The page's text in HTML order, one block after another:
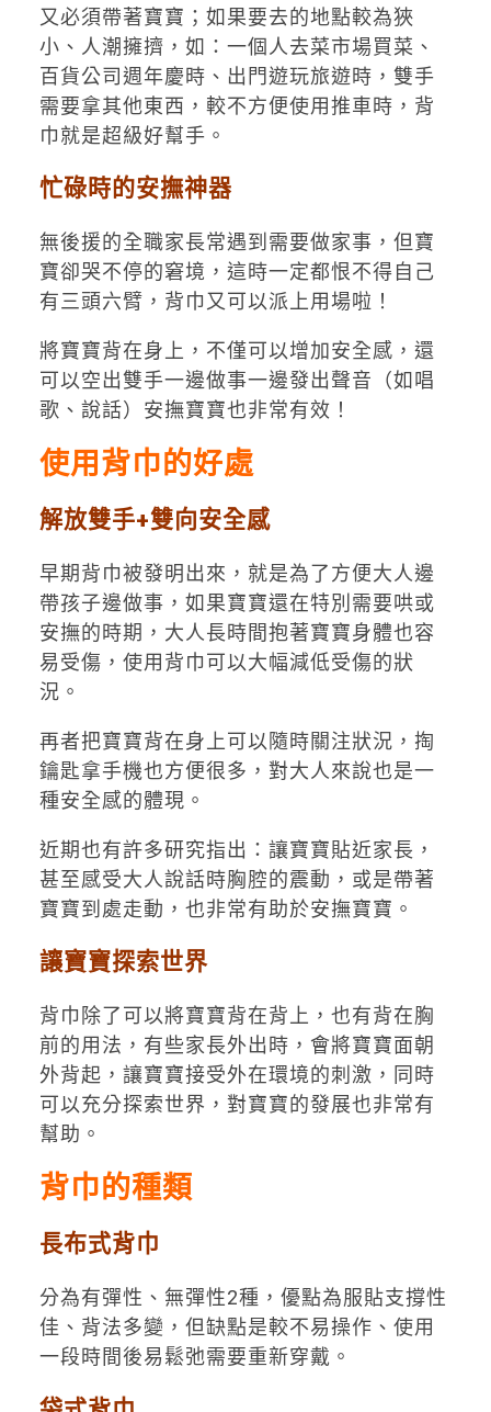
又必須帶著寶寶；如果要去的地點較為狹
小、人潮擁擠，如：一個人去菜市場買菜、
百貨公司週年慶時、出門遊玩旅遊時，雙手
需要拿其他東西，較不方便使用推車時，背
巾就是超級好幫手。
忙碌時的安撫神器
無後援的全職家長常遇到需要做家事，但寶
寶卻哭不停的窘境，這時一定都恨不得自己
有三頭六臂，背巾又可以派上用場啦！
將寶寶背在身上，不僅可以增加安全感，還
可以空出雙手一邊做事一邊發出聲音（如唱
歌、說話）安撫寶寶也非常有效！
使用背巾的好處
解放雙手+雙向安全感
早期背巾被發明出來，就是為了方便大人邊
帶孩子邊做事，如果寶寶還在特別需要哄或
安撫的時期，大人長時間抱著寶寶身體也容
易受傷，使用背巾可以大幅減低受傷的狀
況。
再者把寶寶背在身上可以隨時關注狀況，掏
鑰匙拿手機也方便很多，對大人來說也是一
種安全感的體現。
近期也有許多研究指出：讓寶寶貼近家長，
甚至感受大人說話時胸腔的震動，或是帶著
寶寶到處走動，也非常有助於安撫寶寶。
讓寶寶探索世界
背巾除了可以將寶寶背在背上，也有背在胸
前的用法，有些家長外出時，會將寶寶面朝
外背起，讓寶寶接受外在環境的刺激，同時
可以充分探索世界，對寶寶的發展也非常有
幫助。
背巾的種類
長布式背巾
分為有彈性、無彈性2種，優點為服貼支撐性
佳、背法多變，但缺點是較不易操作、使用
一段時間後易鬆弛需要重新穿戴。